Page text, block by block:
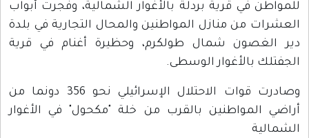
في قرية بردلة بالأغوار الشمالية، وفجرت أبواب
من منازل المواطنين والمحال التجارية في بلدة
الغصون شمال طولكرم، وحظيرة أغنام في قرية
بالأغوار الوسطى.
وصادرت قوات الاحتلال الإسرائيلي نحو 356 دونما من
المواطنين بالقرب من خلة "مكحول" في الأغوار